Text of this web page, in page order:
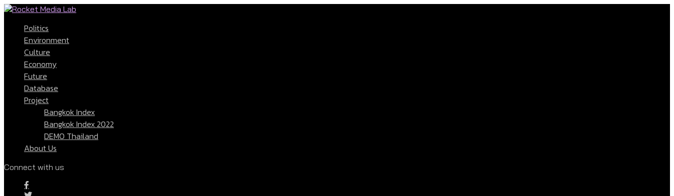
Politics
Environment
Culture
Economy
Future
Database
Project
Bangkok Index
Bangkok Index 2022
DEMO Thailand
About Us
Connect with us